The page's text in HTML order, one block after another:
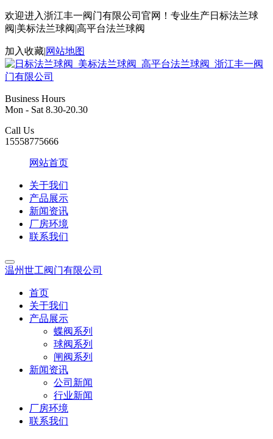
欢迎进入浙江丰一阀门有限公司官网！专业生产日标法兰球
阀|美标法兰球阀|高平台法兰球阀
加入收藏|网站地图
Business Hours
Mon - Sat 8.30-20.30
Call Us
15558775666
网站首页
关于我们
产品展示
新闻资讯
厂房环境
联系我们
温州世工阀门有限公司
首页
关于我们
产品展示
蝶阀系列
球阀系列
闸阀系列
新闻资讯
公司新闻
行业新闻
厂房环境
联系我们